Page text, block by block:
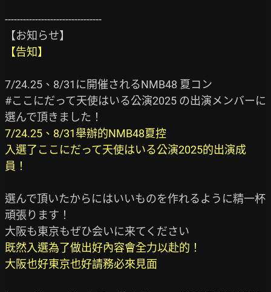
--------------------------------
【告知】
7/24.25、8/31に開催されるNMB48 夏コン
#ここにだって天使はいる公演2025 の出演メンバーに
7/24.25、8/31舉辦的NMB48夏控
入選了ここにだって天使はいる公演2025的出演成
員！
選んで頂いたからにはいいものを作れるように精一杯
頑張ります！
既然入選為了做出好內容會全力以赴的！
大阪也好東京也好請務必來見面